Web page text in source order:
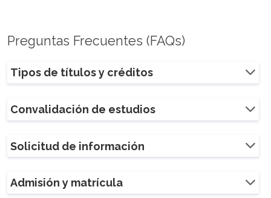
Preguntas Frecuentes (FAQs)
Tipos de títulos y créditos
Convalidación de estudios
Solicitud de información
Admisión y matrícula